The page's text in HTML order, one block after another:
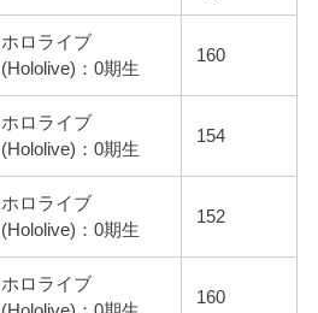
ホロライブ
(Hololive)：0期生
160
ホロライブ
(Hololive)：0期生
154
ホロライブ
(Hololive)：0期生
152
ホロライブ
160